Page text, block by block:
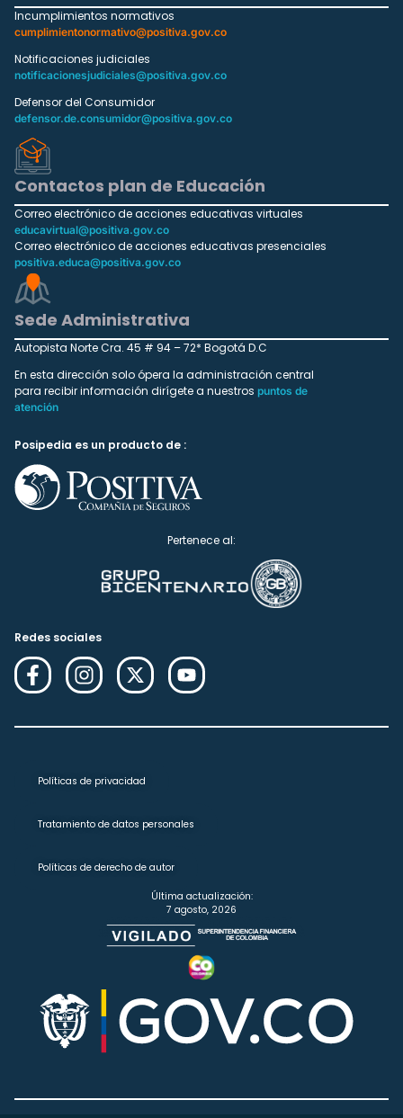
Incumplimientos normativos
cumplimientonormativo@positiva.gov.co
Notificaciones judiciales
notificacionesjudiciales@positiva.gov.co
Defensor del Consumidor
defensor.de.consumidor@positiva.gov.co
Contactos plan de Educación
Correo electrónico de acciones educativas virtuales
educavirtual@positiva.gov.co
Correo electrónico de acciones educativas presenciales
positiva.educa@positiva.gov.co
Sede Administrativa
Autopista Norte Cra. 45 # 94 – 72* Bogotá D.C
En esta dirección solo ópera la administración central
para recibir información dirígete a nuestros puntos de
atención
Posipedia es un producto de :
Pertenece al:
Redes sociales
Políticas de privacidad
Tratamiento de datos personales
Políticas de derecho de autor
Última actualización:
7 agosto, 2026